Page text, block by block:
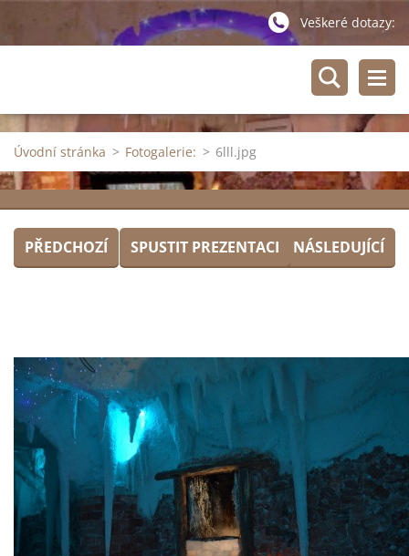
Veškeré dotazy:
Úvodní stránka > Fotogalerie: > 6lll.jpg
PŘEDCHOZÍ SPUSTIT PREZENTACI NÁSLEDUJÍCÍ